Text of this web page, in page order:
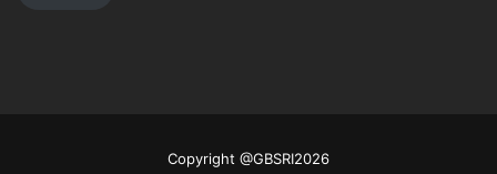
Copyright @GBSRI2026